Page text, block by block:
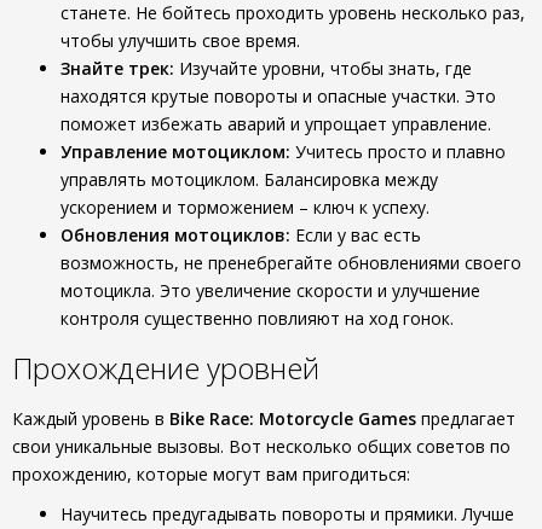
станете. Не бойтесь проходить уровень несколько раз,
чтобы улучшить свое время.
Знайте трек: Изучайте уровни, чтобы знать, где
находятся крутые повороты и опасные участки. Это
поможет избежать аварий и упрощает управление.
Управление мотоциклом: Учитесь просто и плавно
управлять мотоциклом. Балансировка между
ускорением и торможением – ключ к успеху.
Обновления мотоциклов: Если у вас есть
возможность, не пренебрегайте обновлениями своего
мотоцикла. Это увеличение скорости и улучшение
контроля существенно повлияют на ход гонок.
Прохождение уровней
Каждый уровень в Bike Race: Motorcycle Games предлагает
свои уникальные вызовы. Вот несколько общих советов по
прохождению, которые могут вам пригодиться:
Научитесь предугадывать повороты и прямики. Лучше